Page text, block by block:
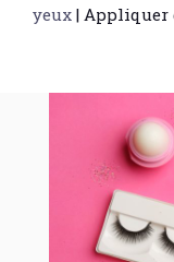
yeux | Appliquer